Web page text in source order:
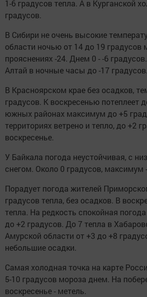
1-6 градусов тепла. А в Курганской
градусов.
В Сибири не очень высокие
области ночью от 14 до 19 градусов
прояснениях -24. Днем 0 - -6
Алтай в ночные часы до -17 градусов.
В Красноярском крае без осадков,
градусов. К воскресенью потеплеет
южных районах максимум до +5
территориях ветрено и тепло, до +2
воскресенье.
У Байкала погода неустойчивая, с
снегом. Около 0 градусов, максимум
Порадует погода жителей
градусов тепла, без осадков. В
тепла. На редкость спокойная
до +2 градусов. До 7 тепла в
Амурской области от +3 до +8
небольшие осадки.
Самая холодная точка на карте
5-10 градусов мороза днем. На
воскресенье - метель.